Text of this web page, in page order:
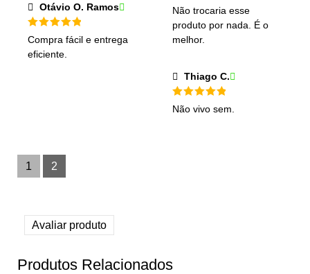
Otávio O. Ramos
Avaliação
5
de 5
Compra fácil e entrega
eficiente.
Avaliação5
de 5
Não trocaria esse
produto por nada. É o
melhor.
Thiago C.
Avaliação
de 5
Não vivo sem.
1 2
Avaliar produto
Produtos Relacionados